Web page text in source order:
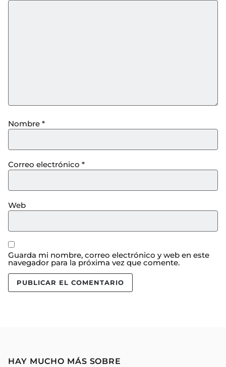
Nombre *
Correo electrónico *
Web
Guarda mi nombre, correo electrónico y web en este
navegador para la próxima vez que comente.
HAY MUCHO MÁS SOBRE